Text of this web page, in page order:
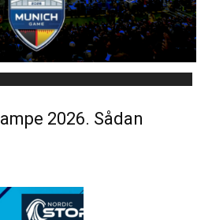
2026. Sådan